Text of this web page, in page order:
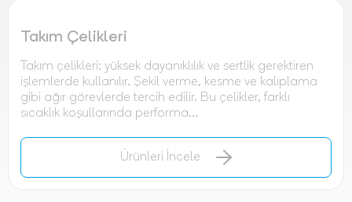
Takım Çelikleri
Takım çelikleri: yüksek dayanıklılık ve sertlik gerektiren
işlemlerde kullanılır. Şekil verme, kesme ve kalıplama
gibi ağır görevlerde tercih edilir. Bu çelikler, farklı
sıcaklık koşullarında performa...
Ürünleri İncele